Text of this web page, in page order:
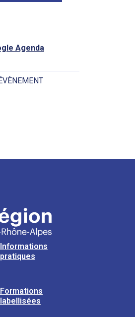
Agenda
Informations
pratiques
Formations
labellisées